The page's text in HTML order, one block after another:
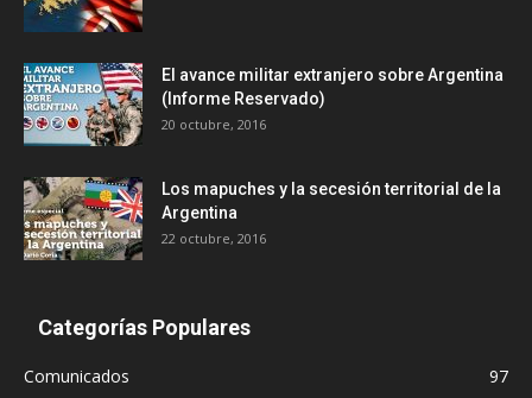
El avance militar extranjero sobre Argentina
(Informe Reservado)
20 octubre, 2016
Los mapuches y la secesión territorial de la
Argentina
22 octubre, 2016
Categorías Populares
Comunicados
97